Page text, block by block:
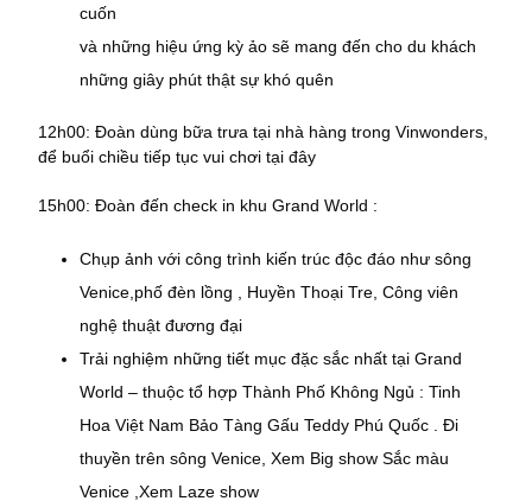
cuốn
và những hiệu ứng kỳ ảo sẽ mang đến cho du khách
những giây phút thật sự khó quên
12h00: Đoàn dùng bữa trưa tại nhà hàng trong Vinwonders,
để buổi chiều tiếp tục vui chơi tại đây
15h00: Đoàn đến check in khu Grand World :
Chụp ảnh với công trình kiến trúc độc đáo như sông
Venice,phố đèn lồng , Huyền Thoại Tre, Công viên
nghệ thuật đương đại
Trải nghiệm những tiết mục đặc sắc nhất tại Grand
World – thuộc tổ hợp Thành Phố Không Ngủ : Tinh
Hoa Việt Nam Bảo Tàng Gấu Teddy Phú Quốc . Đi
thuyền trên sông Venice, Xem Big show Sắc màu
Venice ,Xem Laze show